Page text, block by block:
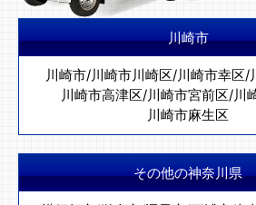
川崎市
川崎市/川崎市川崎区/川崎市幸区/
川崎市高津区/川崎市宮前区/川
川崎市麻生区
その他の神奈川県